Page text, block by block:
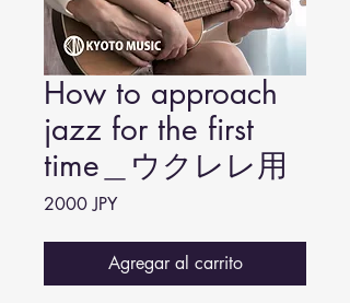
How to approach
jazz for the first
time＿ウクレレ用
2000 JPYPrecio
Agregar al carrito